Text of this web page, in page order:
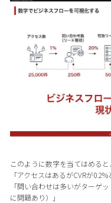
このように数字を当てはめると、
「アクセスはあるがCVRが
「問い合わせは多いがターゲ
に問題あり）」